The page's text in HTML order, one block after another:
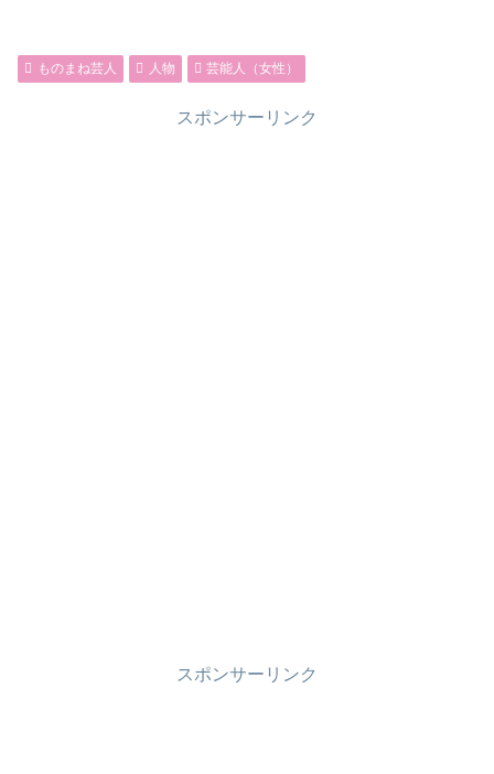
ものまね芸人 人物 芸能人（女性）
スポンサーリンク
スポンサーリンク